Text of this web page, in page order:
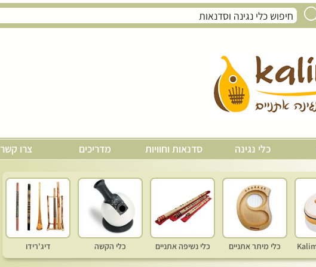
כלי נגינה סדנאות וחוויות מדריכים צרו קשר
כלי מיתר אתניים כלי נשיפה אתניים כלי הקשה דיג'רידו